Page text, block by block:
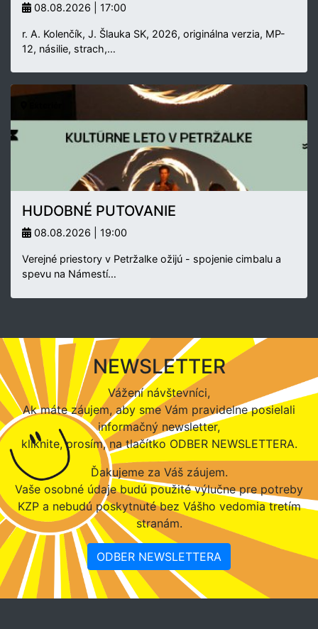
08.08.2026 | 17:00
r. A. Kolenčík, J. Šlauka SK, 2026, originálna verzia, MP-
12, násilie, strach,…
HUDOBNÉ PUTOVANIE
08.08.2026 | 19:00
Verejné priestory v Petržalke ožijú - spojenie cimbalu a
spevu na Námestí…
NEWSLETTER
Vážení návštevníci,
Ak máte záujem, aby sme Vám pravidelne posielali
informačný newsletter,
kliknite, prosím, na tlačítko ODBER NEWSLETTERA.
Ďakujeme za Váš záujem.
Vaše osobné údaje budú použité výlučne pre potreby
KZP a nebudú poskytnuté bez Vášho vedomia tretím
stranám.
ODBER NEWSLETTERA